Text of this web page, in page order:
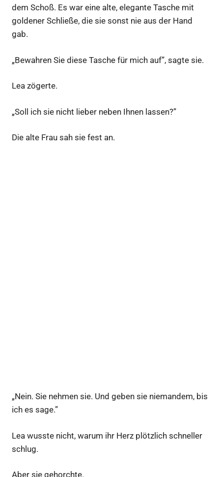
dem Schoß. Es war eine alte, elegante Tasche mit
goldener Schließe, die sie sonst nie aus der Hand
gab.
„Bewahren Sie diese Tasche für mich auf”, sagte sie.
Lea zögerte.
„Soll ich sie nicht lieber neben Ihnen lassen?”
Die alte Frau sah sie fest an.
„Nein. Sie nehmen sie. Und geben sie niemandem, bis
ich es sage.”
Lea wusste nicht, warum ihr Herz plötzlich schneller
schlug.
Aber sie gehorchte.